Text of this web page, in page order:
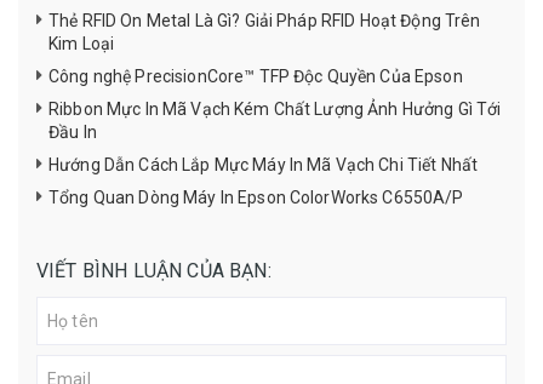
Thẻ RFID On Metal Là Gì? Giải Pháp RFID Hoạt Động Trên
Kim Loại
Công nghệ PrecisionCore™ TFP Độc Quyền Của Epson
Ribbon Mực In Mã Vạch Kém Chất Lượng Ảnh Hưởng Gì Tới
Đầu In
Hướng Dẫn Cách Lắp Mực Máy In Mã Vạch Chi Tiết Nhất
Tổng Quan Dòng Máy In Epson ColorWorks C6550A/P
VIẾT BÌNH LUẬN CỦA BẠN: